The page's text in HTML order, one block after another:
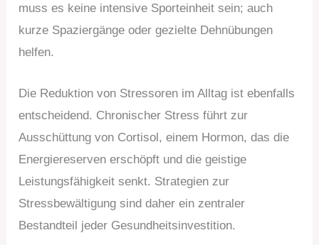
muss es keine intensive Sporteinheit sein; auch
kurze Spaziergänge oder gezielte Dehnübungen
helfen.
Die Reduktion von Stressoren im Alltag ist ebenfalls
entscheidend. Chronischer Stress führt zur
Ausschüttung von Cortisol, einem Hormon, das die
Energiereserven erschöpft und die geistige
Leistungsfähigkeit senkt. Strategien zur
Stressbewältigung sind daher ein zentraler
Bestandteil jeder Gesundheitsinvestition.